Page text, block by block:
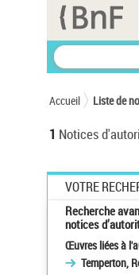
Accueil Liste de
1 Notices
VOTRE
Recherche
notices
Œuvres liées à
Temperton,
Panneau de gestion des cookies